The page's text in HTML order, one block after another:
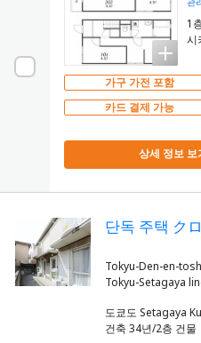
1
시
가구 가전 포함
카드 결제 가능
상세 정보 보
단독 주택 ク
Tokyu-Den-en-
도쿄도 Setagaya
건축 34년/2층 건물